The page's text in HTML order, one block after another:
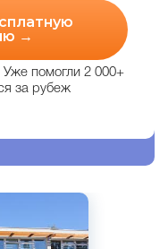
→
Уже помогли 2 000+
за рубеж